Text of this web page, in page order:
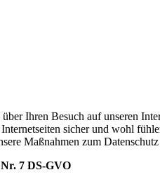
Ihren Besuch auf unseren
sicher und wohl
Maßnahmen zum
7 DS-GVO